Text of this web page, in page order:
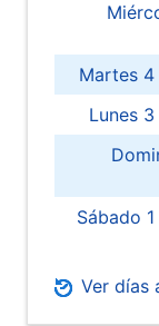
Martes
Lunes
Sábado
Ver días